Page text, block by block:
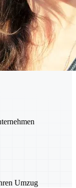
Umzug